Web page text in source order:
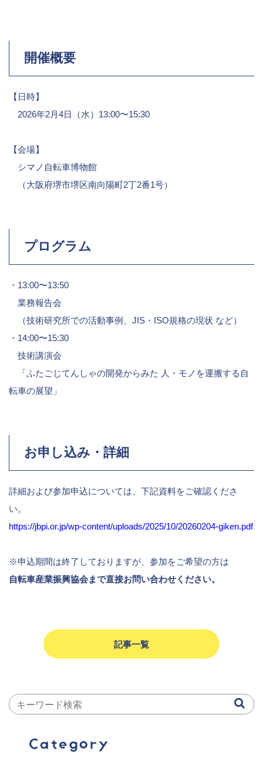
開催概要
【日時】
2026年2月4日（水）13:00〜15:30
【会場】
シマノ自転車博物館
（大阪府堺市堺区南向陽町2丁2番1号）
プログラム
・13:00〜13:50
業務報告会
（技術研究所での活動事例、JIS・ISO規格の現状 など）
・14:00〜15:30
技術講演会
「ふたごじてんしゃの開発からみた 人・モノを運搬する自
転車の展望」
お申し込み・詳細
詳細および参加申込については、下記資料をご確認くださ
い。
https://jbpi.or.jp/wp-content/uploads/2025/10/20260204-giken.pdf
※申込期間は終了しておりますが、参加をご希望の方は
自転車産業振興協会まで直接お問い合わせください。
記事一覧